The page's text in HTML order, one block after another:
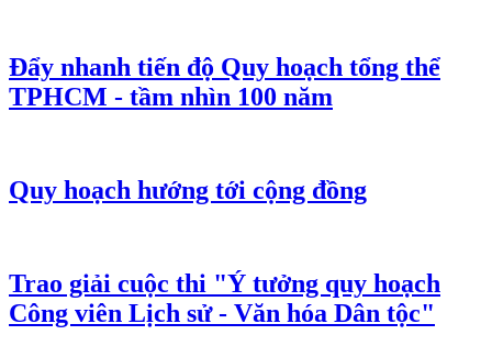
Đẩy nhanh tiến độ Quy hoạch tổng thể
TPHCM - tầm nhìn 100 năm
Quy hoạch hướng tới cộng đồng
Trao giải cuộc thi "Ý tưởng quy hoạch
Công viên Lịch sử - Văn hóa Dân tộc"